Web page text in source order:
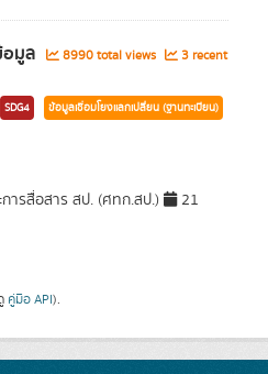
มูล 8990 total views
3 recent
SDG4 ข้อมูลเชื่อมโยงแลกเปลี่ยน (ฐานทะเบียน)
การสื่อสาร สป. (ศทก.สป.)
21
คู่มือ API).